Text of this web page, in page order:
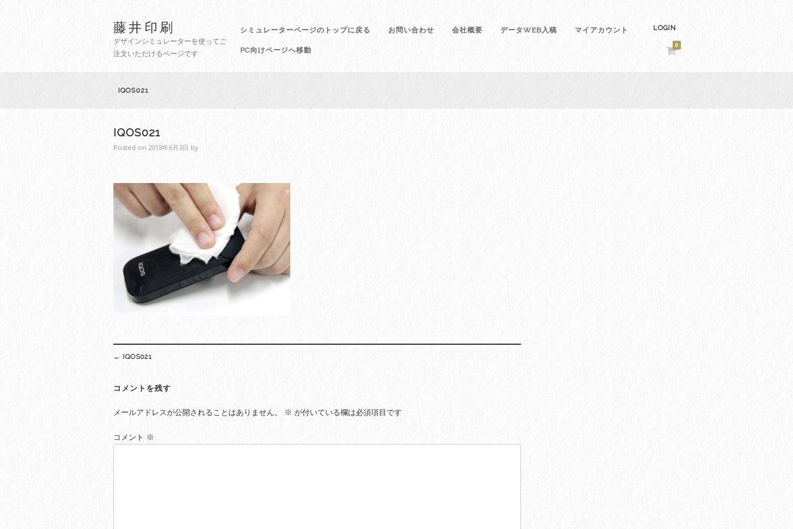
藤井印刷
デザインシミュレーターを使ってご
注文いただけるページです
シミュレーターページのトップに戻る お問い合わせ 会社概要 データWEB入稿 マイアカウント
PC向けページへ移動
LOGIN
0
IQOS021
IQOS021
Posted on 2018年6月3日 by
navigation
← IQOS021
コメントを残す
メールアドレスが公開されることはありません。 ※ が付いている欄は必須項目です
コメント ※